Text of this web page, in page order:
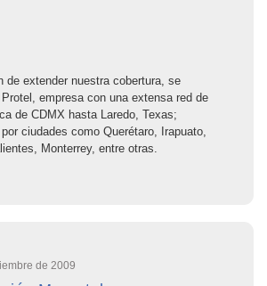
de extender nuestra cobertura, se
empresa con una extensa red de
de CDMX hasta Laredo, Texas;
ciudades como Querétaro, Irapuato,
Monterrey, entre otras.
de 2009